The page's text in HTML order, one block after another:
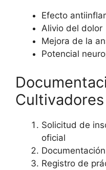
Efecto
Alivio del dolor
Mejora de la
Potencial
Cultivadores
Solicitud de
oficial
Registro de